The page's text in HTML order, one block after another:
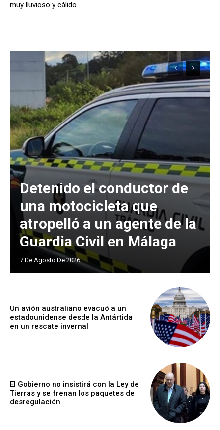
muy lluvioso y cálido.
Detenido el conductor de
una motocicleta que
atropelló a un agente de la
Guardia Civil en Málaga
7 De Agosto De 2026
Un avión australiano evacuó a un
estadounidense desde la Antártida
en un rescate invernal
El Gobierno no insistirá con la Ley de
Tierras y se frenan los paquetes de
desregulación